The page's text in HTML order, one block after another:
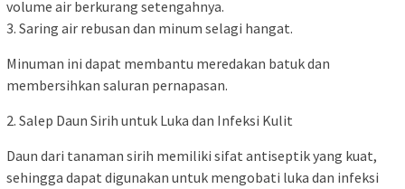
volume air berkurang setengahnya.
3. Saring air rebusan dan minum selagi hangat.
Minuman ini dapat membantu meredakan batuk dan
membersihkan saluran pernapasan.
2. Salep Daun Sirih untuk Luka dan Infeksi Kulit
Daun dari tanaman sirih memiliki sifat antiseptik yang kuat,
sehingga dapat digunakan untuk mengobati luka dan infeksi